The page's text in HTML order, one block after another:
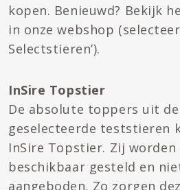
kopen. Benieuwd? Bekijk
in onze webshop
Selectstieren’).
InSire Topstier
De absolute toppers uit
geselecteerde teststieren
InSire Topstier. Zij worden
beschikbaar gesteld en
aangeboden. Zo zorgen